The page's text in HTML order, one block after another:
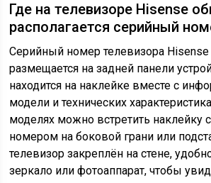
Где на телевизоре Hisense
располагается серийный
Серийный номер телевизора
размещается на задней панели
находится на наклейке вместе с
модели и технических
моделях можно встретить наклейку
номером на боковой грани или
телевизор закреплён на стене,
зеркало или фотоаппарат, чтобы